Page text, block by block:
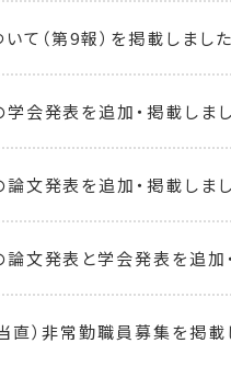
て（第9報）を掲載しました
会発表を追加・掲載しまし
文発表を追加・掲載しまし
文発表と学会発表を追加
直）非常勤職員募集を掲載